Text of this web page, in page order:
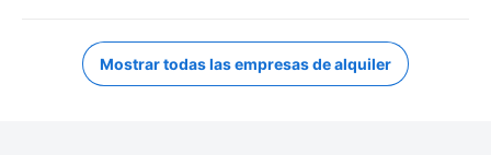
Mostrar todas las empresas de alquiler